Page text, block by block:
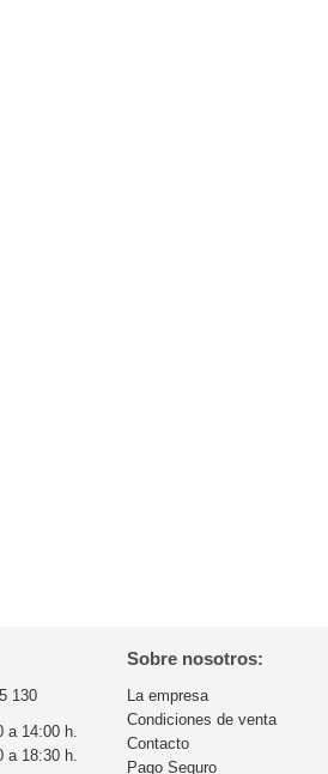
130
a 14:00 h.
a 18:30 h.
Sobre nosotros:
La empresa
Condiciones de venta
Contacto
Pago Seguro